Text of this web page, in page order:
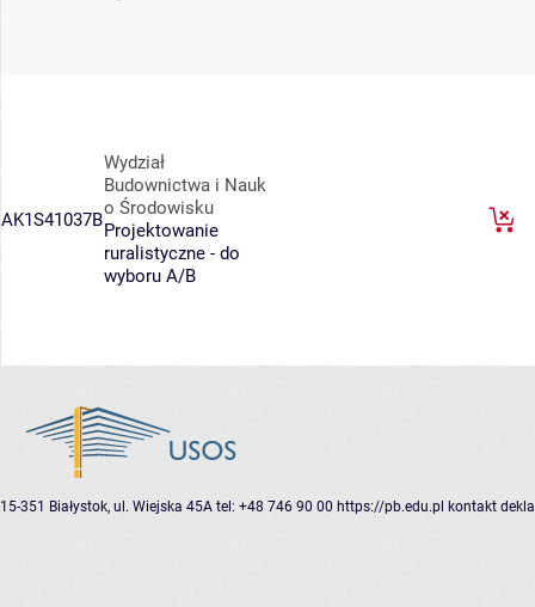
AK1S41037B
Wydział
Budownictwa i Nauk
o Środowisku
Projektowanie
ruralistyczne - do
wyboru A/B
15-351 Białystok, ul. Wiejska 45A tel: +48 746 90 00 https://pb.edu.pl kontakt